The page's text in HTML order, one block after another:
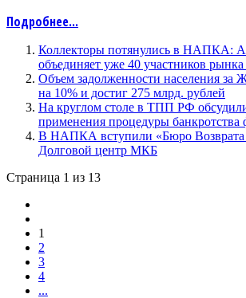
Подробнее...
Коллекторы потянулись в НАПКА:
объединяет уже 40 участников
Объем задолженности населения за
на 10% и достиг 275 млрд. рублей
На круглом столе в ТПП РФ
применения процедуры банкротства
В НАПКА вступили «Бюро Возврата
Долговой центр МКБ
Страница 1 из 13
1
2
3
4
...